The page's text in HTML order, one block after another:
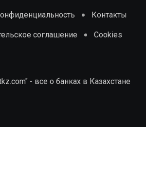
Контакты
соглашение Cookies
- все о банках в Казахстане